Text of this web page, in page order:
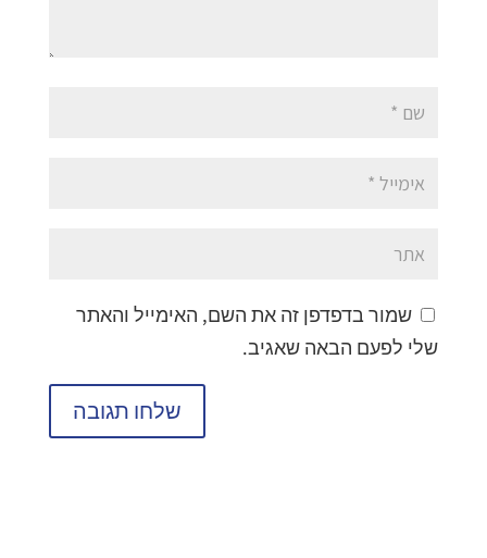
שמור בדפדפן זה את השם, האימייל והאתר
שלי לפעם הבאה שאגיב.